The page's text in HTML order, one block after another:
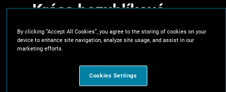
Krása bezuhlíkové
technologie.
Více výkonu, delší doba provozu, více
s uhlíkovými motory poskytují bezuhlíkové
motory lepší poměr výkon/hmotnost,
By clicking “Accept All Cookies”, you agree to the storing of cookies on your
device to enhance site navigation, analyze site usage, and assist in our
marketing efforts.
Cookies Settings